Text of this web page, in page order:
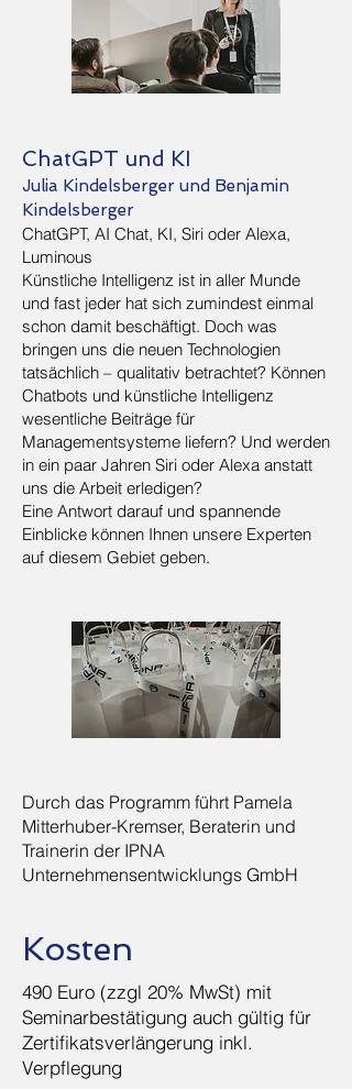
ChatGPT und KI
Julia Kindelsberger und Benjamin
Kindelsberger
ChatGPT, AI Chat, KI, Siri oder Alexa,
Luminous
Künstliche Intelligenz ist in aller Munde
und fast jeder hat sich zumindest einmal
schon damit beschäftigt. Doch was
bringen uns die neuen Technologien
tatsächlich – qualitativ betrachtet? Können
Chatbots und künstliche Intelligenz
wesentliche Beiträge für
Managementsysteme liefern? Und werden
in ein paar Jahren Siri oder Alexa anstatt
uns die Arbeit erledigen?
Eine Antwort darauf und spannende
Einblicke können Ihnen unsere Experten
auf diesem Gebiet geben.
Durch das Programm führt Pamela
Mitterhuber-Kremser, Beraterin und
Trainerin der IPNA
Unternehmensentwicklungs GmbH
Kosten
490 Euro (zzgl 20% MwSt) mit
Seminarbestätigung auch gültig für
Zertifikatsverlängerung inkl.
Verpflegung